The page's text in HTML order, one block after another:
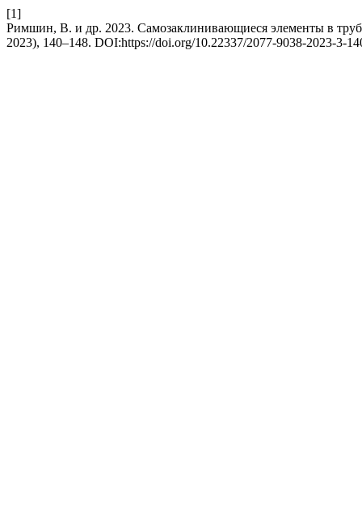
[1]
Римшин, В. и др. 2023. Самозаклинивающиеся элементы в
2023), 140–148. DOI:https://doi.org/10.22337/2077-9038-2023-3-